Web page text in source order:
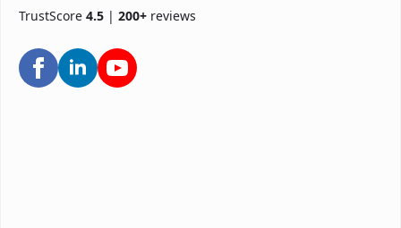
TrustScore 4.5 | 200+ reviews